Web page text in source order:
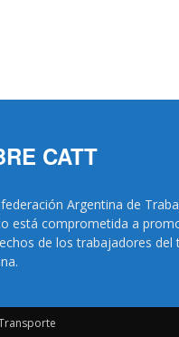
CATT
Argentina de
está comprometida a
de los trabajadores del